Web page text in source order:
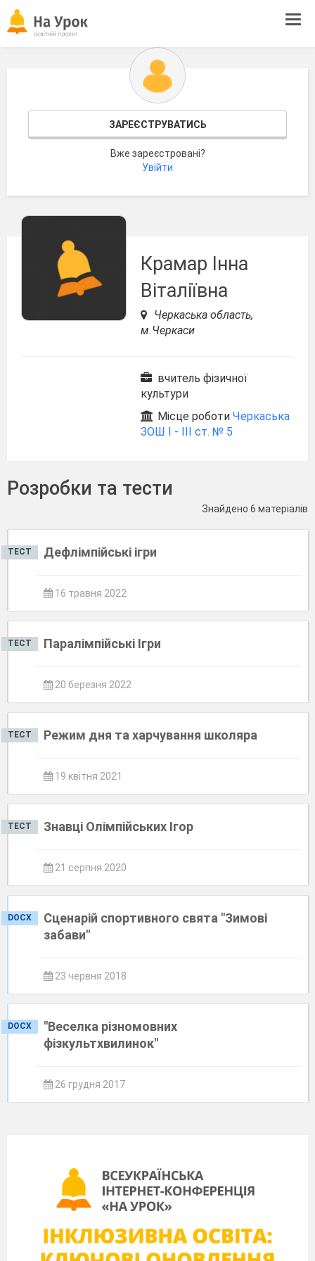
ЗАРЕЄСТРУВАТИСЬ
Вже зареєстровані?
Увійти
Крамар Інна
Віталіївна
Черкаська область,
м.Черкаси
вчитель фізичної
культури
Місце роботи Черкаська
ЗОШ І - ІІІ ст. № 5
Розробки та тести
Знайдено 6 матеріалів
ТЕСТ Дефлімпійські ігри
16 травня 2022
ТЕСТ Паралімпійські Ігри
20 березня 2022
ТЕСТ Режим дня та харчування школяра
19 квітня 2021
ТЕСТ Знавці Олімпійських Ігор
21 серпня 2020
DOCX
Сценарій спортивного свята "Зимові
забави"
23 червня 2018
DOCX
"Веселка різномовних
фізкультхвилинок"
26 грудня 2017